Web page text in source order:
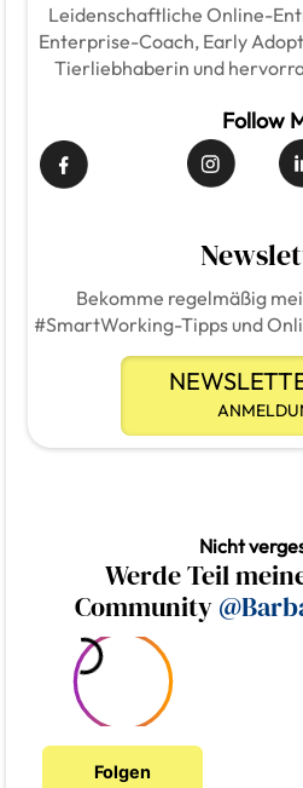
Leidenschaftliche Online-
Enterprise-Coach, Early
Tierliebhaberin und
Follow
Bekomme regelmäßig
#SmartWorking-Tipps und
Nicht
Werde Teil
Community